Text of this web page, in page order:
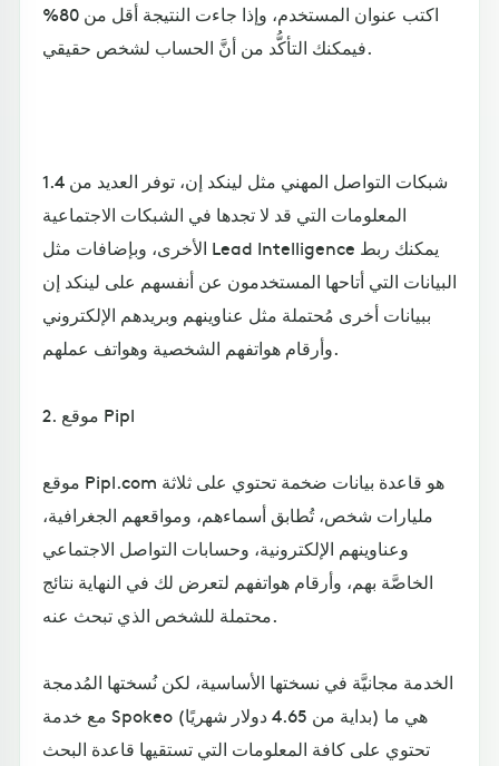
اكتب عنوان المستخدم، وإذا جاءت النتيجة أقل من 80%
فيمكنك التأكُّد من أنَّ الحساب لشخص حقيقي.
1.4 شبكات التواصل المهني مثل لينكد إن، توفر العديد من
المعلومات التي قد لا تجدها في الشبكات الاجتماعية
الأخرى، وبإضافات مثل Lead Intelligence يمكنك ربط
البيانات التي أتاحها المستخدمون عن أنفسهم على لينكد إن
ببيانات أخرى مُحتملة مثل عناوينهم وبريدهم الإلكتروني
وأرقام هواتفهم الشخصية وهواتف عملهم.
2. موقع Pipl
موقع Pipl.com هو قاعدة بيانات ضخمة تحتوي على ثلاثة
مليارات شخص، تُطابق أسماءهم، ومواقعهم الجغرافية،
وعناوينهم الإلكترونية، وحسابات التواصل الاجتماعي
الخاصَّة بهم، وأرقام هواتفهم لتعرض لك في النهاية نتائج
محتملة للشخص الذي تبحث عنه.
الخدمة مجانيَّة في نسختها الأساسية، لكن نُسختها المُدمجة
مع خدمة Spokeo (بداية من 4.65 دولار شهريًا) هي ما
تحتوي على كافة المعلومات التي تستقيها قاعدة البحث